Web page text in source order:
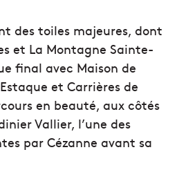
des toiles majeures, dont
et La Montagne Sainte-
final avec Maison de
et Carrières de
en beauté, aux côtés
Vallier, l’une des
par Cézanne avant sa